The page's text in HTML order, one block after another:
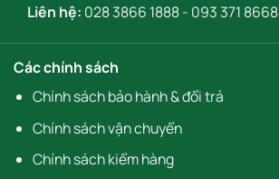
Liên hệ: 028 3866 1888- 093 371 8668
Các chính sách
Chính sách bảo hành & đổi trả
Chính sách vận chuyển
Chính sách kiểm hàng